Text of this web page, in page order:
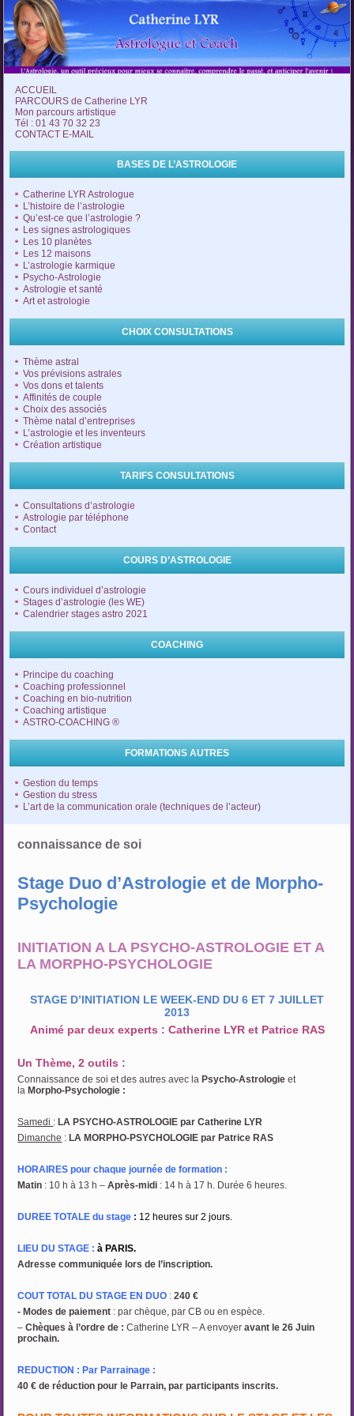
ACCUEIL
PARCOURS de Catherine LYR
Mon parcours artistique
Tél : 01 43 70 32 23
CONTACT E-MAIL
BASES DE L’ASTROLOGIE
Catherine LYR Astrologue
L’histoire de l’astrologie
Qu’est-ce que l’astrologie ?
Les signes astrologiques
Les 10 planètes
Les 12 maisons
L’astrologie karmique
Psycho-Astrologie
Astrologie et santé
Art et astrologie
CHOIX CONSULTATIONS
Thème astral
Vos prévisions astrales
Vos dons et talents
Affinités de couple
Choix des associés
Thème natal d’entreprises
L’astrologie et les inventeurs
Création artistique
TARIFS CONSULTATIONS
Consultations d’astrologie
Astrologie par téléphone
Contact
COURS D’ASTROLOGIE
Cours individuel d’astrologie
Stages d’astrologie (les WE)
Calendrier stages astro 2021
COACHING
Principe du coaching
Coaching professionnel
Coaching en bio-nutrition
Coaching artistique
ASTRO-COACHING ®
FORMATIONS AUTRES
Gestion du temps
Gestion du stress
L’art de la communication orale (techniques de l’acteur)
connaissance de soi
Stage Duo d’Astrologie et de Morpho-
Psychologie
INITIATION A LA PSYCHO-ASTROLOGIE ET A
LA MORPHO-PSYCHOLOGIE
STAGE D’INITIATION LE WEEK-END DU 6 ET 7 JUILLET
2013
Animé par deux experts : Catherine LYR et Patrice RAS
Un Thème, 2 outils :
Connaissance de soi et des autres avec la Psycho-Astrologie et
la Morpho-Psychologie :
Samedi : LA PSYCHO-ASTROLOGIE par Catherine LYR
Dimanche : LA MORPHO-PSYCHOLOGIE par Patrice RAS
HORAIRES pour chaque journée de formation :
Matin : 10 h à 13 h –Après-midi : 14 h à 17 h. Durée 6 heures.
DUREE TOTALE du stage : 12 heures sur 2 jours.
LIEU DU STAGE :à PARIS.
Adresse communiquée lors de l’inscription.
COUT TOTAL DU STAGE EN DUO : 240 €
- Modes de paiement : par chèque, par CB ou en espèce.
–Chèques à l’ordre de :Catherine LYR – A envoyeravant le 26 Juin
prochain.
REDUCTION : Par Parrainage :
40 € de réduction pour le Parrain, par participants inscrits.